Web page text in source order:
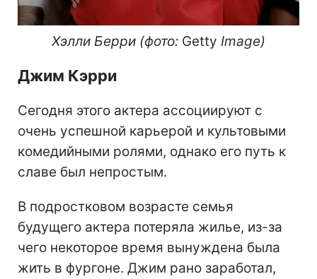
Хэлли Берри (фото: Getty Image)
Джим Кэрри
Сегодня этого актера ассоциируют с
очень успешной карьерой и культовыми
комедийными ролями, однако его путь к
славе был непростым.
В подростковом возрасте семья
будущего актера потеряла жилье, из-за
чего некоторое время вынуждена была
жить в фургоне. Джим рано заработал,